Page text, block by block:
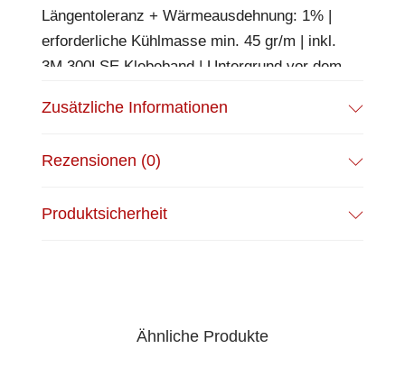
Längentoleranz + Wärmeausdehnung: 1% |
erforderliche Kühlmasse min. 45 gr/m | inkl.
3M 300LSE Klebeband | Untergrund vor dem
wieder ablösen! | BESONDERHEIT:
Zusätzliche Informationen
Rezensionen (0)
Produktsicherheit
Ähnliche Produkte